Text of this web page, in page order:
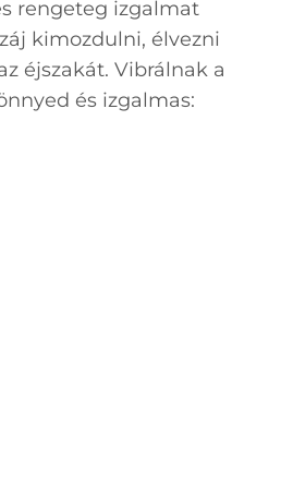
rengeteg izgalmat
kimozdulni, élvezni
éjszakát. Vibrálnak a
és izgalmas: